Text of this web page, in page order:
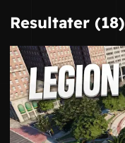
Resultater (18)